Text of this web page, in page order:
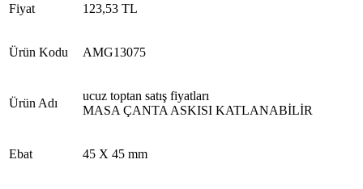
Fiyat 123,53 TL
Ürün Kodu AMG13075
Ürün Adı
ucuz toptan satış fiyatları
MASA ÇANTA ASKISI KATLANABİLİR
Ebat 45 X 45 mm